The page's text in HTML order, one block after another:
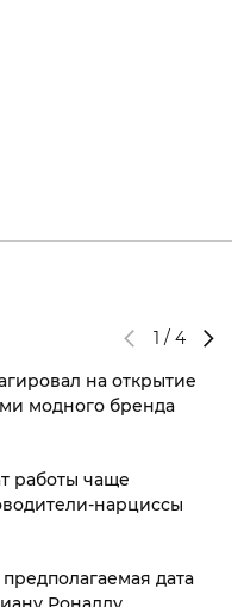
1 / 4
на открытие
модного бренда
работы чаще
нарциссы
дата